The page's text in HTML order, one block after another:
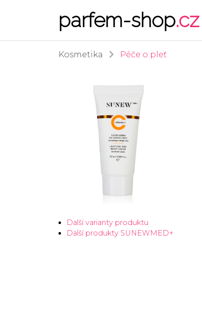
parfem-shop.cz
Kosmetika Péče o pleť
Další varianty produktu
Další produkty SUNEWMED+